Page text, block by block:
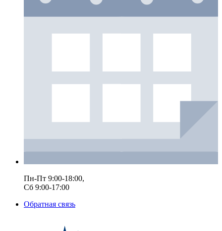
Пн-Пт 9:00-18:00,
Сб 9:00-17:00
Обратная связь